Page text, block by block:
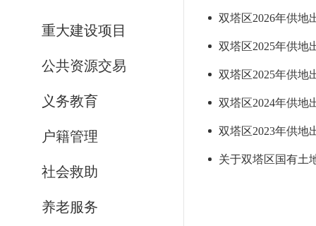
重大建设项目
公共资源交易
义务教育
户籍管理
社会救助
养老服务
双塔区2026年供地
双塔区2025年供地
双塔区2025年供地
双塔区2024年供地
双塔区2023年供地
关于双塔区国有土